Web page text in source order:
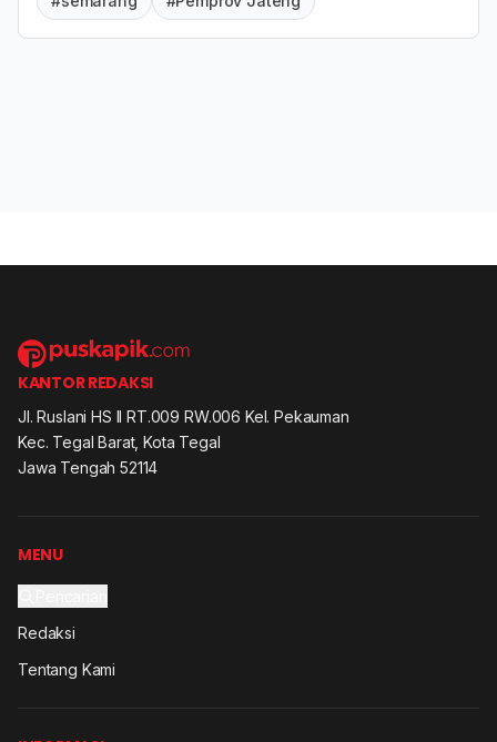
KANTOR REDAKSI
Jl. Ruslani HS II RT.009 RW.006 Kel. Pekauman
Kec. Tegal Barat, Kota Tegal
Jawa Tengah 52114
MENU
Redaksi
Tentang Kami